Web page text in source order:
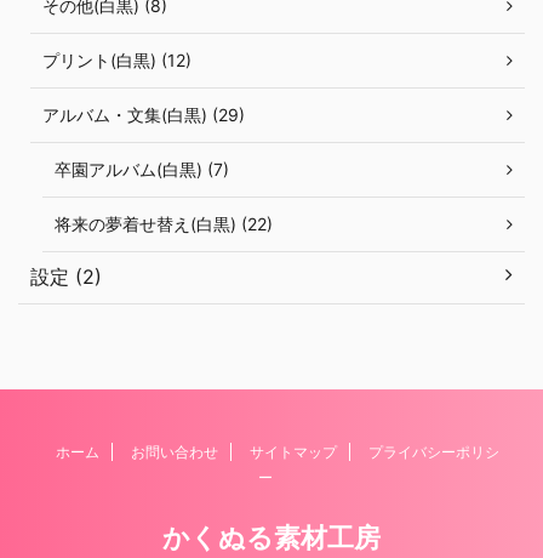
その他(白黒) (8)
プリント(白黒) (12)
アルバム・文集(白黒) (29)
卒園アルバム(白黒) (7)
将来の夢着せ替え(白黒) (22)
設定 (2)
ホーム お問い合わせ サイトマップ
プライバシーポリシ
ー
かくぬる素材工房